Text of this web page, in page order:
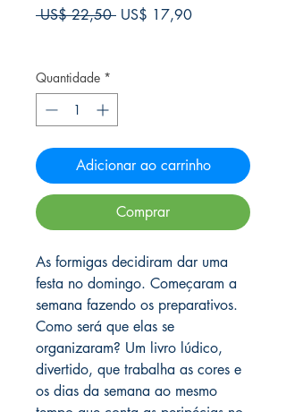
US$ 22,50 Preço
US$ 17,90Preço
Quantidade *
Adicionar ao carrinho
Comprar
As formigas decidiram dar uma
festa no domingo. Começaram a
semana fazendo os preparativos.
Como será que elas se
organizaram? Um livro lúdico,
divertido, que trabalha as cores e
os dias da semana ao mesmo